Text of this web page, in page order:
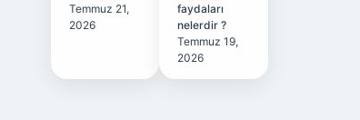
Temmuz 21,
2026
faydaları
nelerdir ?
Temmuz 19,
2026